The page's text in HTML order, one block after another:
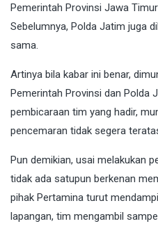
Pemerintah Provinsi Jawa
Sebelumnya, Polda Jatim juga
sama.
Artinya bila kabar ini benar,
Pemerintah Provinsi dan Polda
pembicaraan tim yang hadir,
pencemaran tidak segera
Pun demikian, usai melakukan
tidak ada satupun berkenan
pihak Pertamina turut
lapangan, tim mengambil